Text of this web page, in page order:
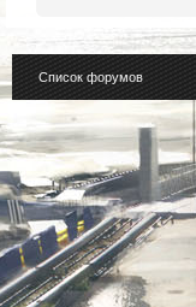
Список форумов